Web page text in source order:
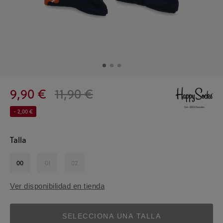
9,90 € 11,90 €
- 2,00 €
Talla
00 01 02
Ver disponibilidad en tienda
SELECCIONA UNA TALLA